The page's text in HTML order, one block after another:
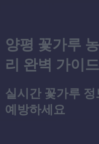
양평 꽃가루
리 완벽 가이드
실시간 꽃가루 정
예방하세요